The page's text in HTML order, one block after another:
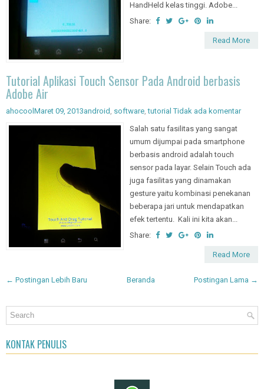
HandHeld kelas tinggi. Adobe...
Share:
Read More
Tutorial Aplikasi Touch Sensor Pada Android berbasis
Adobe Air
ahocool Maret 09, 2013android , software,tutorial Tidak ada komentar
Salah satu fasilitas yang sangat
umum dijumpai pada smartphone
berbasis android adalah touch
sensor pada layar. Selain Touch ada
juga fasilitas yang dinamakan
gesture yaitu kombinasi penekanan
beberapa jari untuk mendapatkan
efek tertentu. Kali ini kita akan...
Share:
Read More
← Postingan Lebih Baru Postingan Lama →
Beranda
KONTAK PENULIS